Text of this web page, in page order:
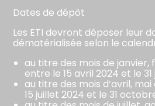
Dates de dépôt
Les ETI devront déposer leur
dématérialisée selon le
au titre des mois de janvier,
entre le 15 avril 2024 et le 31
au titre des mois d’avril,
15 juillet 2024 et le 31